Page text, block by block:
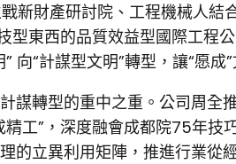
新財產研討院、工程機械人結
型東西的品質效益型國際工程
向“計謀型文明”轉型，讓“愿成
謀轉型的重中之重。公司周全
精工”，深度融會成都院75年
的立異利用矩陣，推進行業從